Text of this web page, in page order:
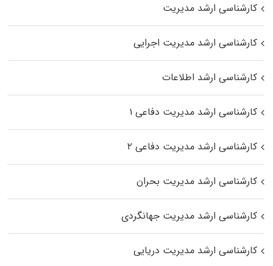
کارشناسی ارشد مدیریت
کارشناسی ارشد مدیریت اجرایی
کارشناسی ارشد اطلاعات
کارشناسی ارشد مدیریت دفاعی ۱
کارشناسی ارشد مدیریت دفاعی ۲
کارشناسی ارشد مدیریت بحران
کارشناسی ارشد مدیریت جهانگردی
کارشناسی ارشد مدیریت دریایی